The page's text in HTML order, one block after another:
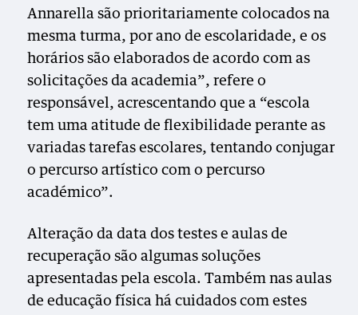
Annarella são prioritariamente colocados na
mesma turma, por ano de escolaridade, e os
horários são elaborados de acordo com as
solicitações da academia”, refere o
responsável, acrescentando que a “escola
tem uma atitude de flexibilidade perante as
variadas tarefas escolares, tentando conjugar
o percurso artístico com o percurso
académico”.
Alteração da data dos testes e aulas de
recuperação são algumas soluções
apresentadas pela escola. Também nas aulas
de educação física há cuidados com estes